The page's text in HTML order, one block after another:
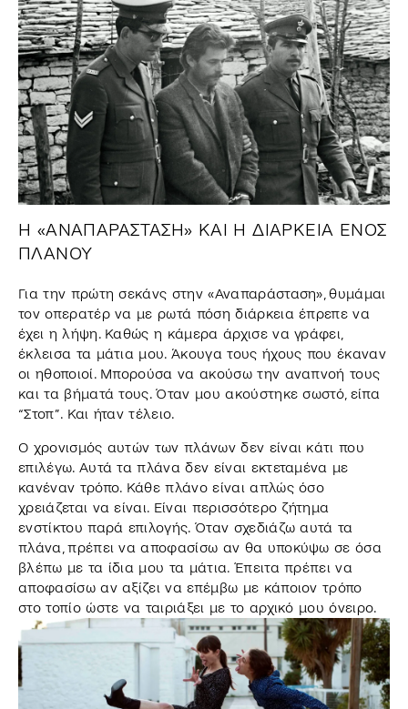
Η «ΑΝΑΠΑΡΑΣΤΑΣΗ» ΚΑΙ Η ΔΙΑΡΚΕΙΑ ΕΝΟΣ
ΠΛΑΝΟΥ
Για την πρώτη σεκάνς στην «Αναπαράσταση», θυμάμαι
τον οπερατέρ να με ρωτά πόση διάρκεια έπρεπε να
έχει η λήψη. Καθώς η κάμερα άρχισε να γράφει,
έκλεισα τα μάτια μου. Άκουγα τους ήχους που έκαναν
οι ηθοποιοί. Μπορούσα να ακούσω την αναπνοή τους
και τα βήματά τους. Όταν μου ακούστηκε σωστό, είπα
“Στοπ”. Και ήταν τέλειο.
Ο χρονισμός αυτών των πλάνων δεν είναι κάτι που
επιλέγω. Αυτά τα πλάνα δεν είναι εκτεταμένα με
κανέναν τρόπο. Κάθε πλάνο είναι απλώς όσο
χρειάζεται να είναι. Είναι περισσότερο ζήτημα
ενστίκτου παρά επιλογής. Όταν σχεδιάζω αυτά τα
πλάνα, πρέπει να αποφασίσω αν θα υποκύψω σε όσα
βλέπω με τα ίδια μου τα μάτια. Έπειτα πρέπει να
αποφασίσω αν αξίζει να επέμβω με κάποιον τρόπο
στο τοπίο ώστε να ταιριάξει με το αρχικό μου όνειρο.